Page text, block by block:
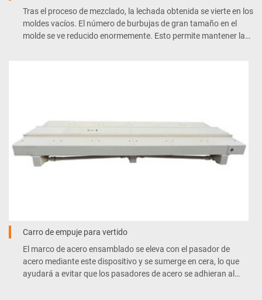
Tras el proceso de mezclado, la lechada obtenida se vierte en los
moldes vacíos. El número de burbujas de gran tamaño en el
molde se ve reducido enormemente. Esto permite mantener la
Carro de empuje para vertido
El marco de acero ensamblado se eleva con el pasador de
acero mediante este dispositivo y se sumerge en cera, lo que
ayudará a evitar que los pasadores de acero se adhieran al